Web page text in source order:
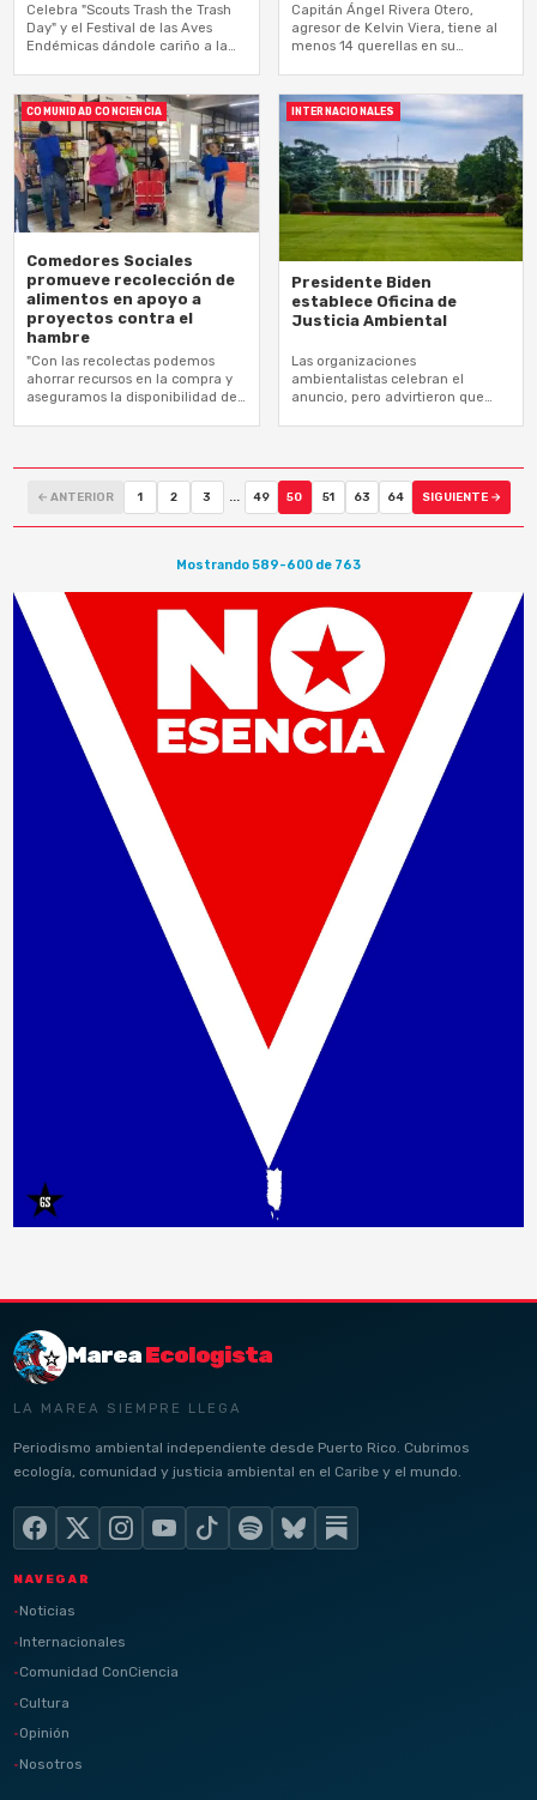
Celebra "Scouts Trash the Trash
Day" y el Festival de las Aves
Endémicas dándole cariño a la
Capitán Ángel Rivera Otero,
agresor de Kelvin Viera, tiene al
menos 14 querellas en su
R. Kuilan,…
COMUNIDAD CONCIENCIA
Comedores Sociales
promueve recolección de
alimentos en apoyo a
proyectos contra el
hambre
"Con las recolectas podemos
ahorrar recursos en la compra y
aseguramos la disponibilidad de
INTERNACIONALES
Presidente Biden
establece Oficina de
Justicia Ambiental
Las organizaciones
ambientalistas celebran el
anuncio, pero advirtieron que
← ANTERIOR 1 2 3 49 50 51 63 64 SIGUIENTE →
Mostrando 589-600 de 763
MareaEcologista
LA MAREA SIEMPRE LLEGA
Periodismo ambiental independiente desde Puerto Rico. Cubrimos
ecología, comunidad y justicia ambiental en el Caribe y el mundo.
NAVEGAR
Noticias
Internacionales
Comunidad ConCiencia
Cultura
Opinión
Nosotros